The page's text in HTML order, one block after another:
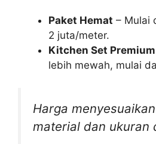
Paket Hemat – Mulai
2 juta/meter.
Kitchen Set Premium
lebih mewah, mulai
Harga
material dan ukuran